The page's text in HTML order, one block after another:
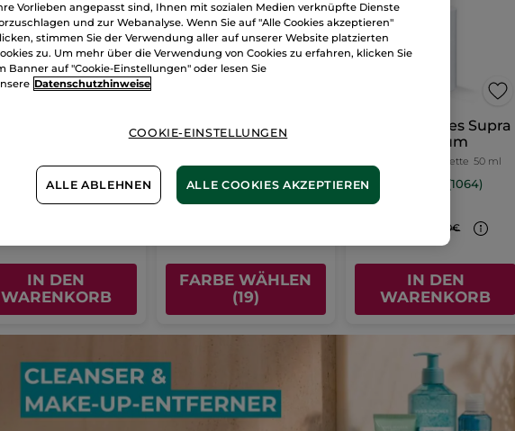
(13)
IN DEN
WARENKORB
Rouge Elixir Lipstick
Satin
(13)
269,19€ / 100g
FARBE WÄHLEN
(19)
Korrigierendes Supra
Essence Serum
Glas Flakon mit Pipette 50 ml
(1064)
527,20€ / 1l
65,90€
IN DEN
WARENKORB
Vorlieben angepasst sind, Ihnen mit sozialen Medien verknüpfte Dienste
und zur Webanalyse. Wenn Sie auf "Alle Cookies akzeptieren"
stimmen Sie der Verwendung aller auf unserer Website platzierten
zu. Um mehr über die Verwendung von Cookies zu erfahren, klicken Sie
Banner auf "Cookie-Einstellungen" oder lesen Sie
Datenschutzhinweise
COOKIE-EINSTELLUNGEN
ALLE ABLEHNEN ALLE COOKIES AKZEPTIEREN